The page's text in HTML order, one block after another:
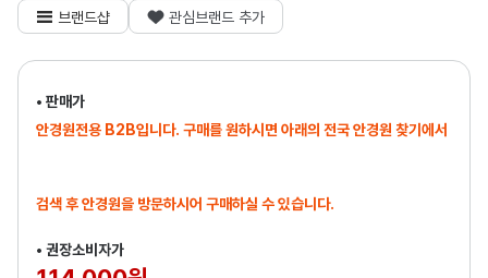
브랜드샵 관심브랜드 추가
• 판매가
안경원전용 B2B입니다. 구매를 원하시면 아래의 전국 안경원 찾기에서
검색 후 안경원을 방문하시어 구매하실 수 있습니다.
• 권장소비자가